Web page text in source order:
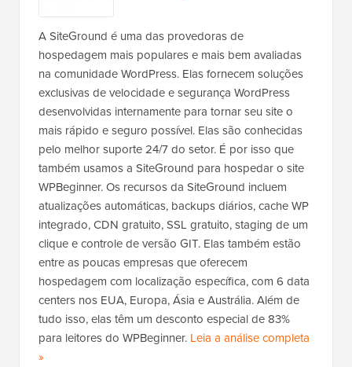
o
s
t
A SiteGround é uma das provedoras de
hospedagem mais populares e mais bem avaliadas
na comunidade WordPress. Elas fornecem soluções
exclusivas de velocidade e segurança WordPress
desenvolvidas internamente para tornar seu site o
mais rápido e seguro possível. Elas são conhecidas
pelo melhor suporte 24/7 do setor. É por isso que
também usamos a SiteGround para hospedar o site
WPBeginner. Os recursos da SiteGround incluem
atualizações automáticas, backups diários, cache WP
integrado, CDN gratuito, SSL gratuito, staging de um
clique e controle de versão GIT. Elas também estão
entre as poucas empresas que oferecem
hospedagem com localização específica, com 6 data
centers nos EUA, Europa, Ásia e Austrália. Além de
tudo isso, elas têm um desconto especial de 83%
para leitores do WPBeginner. Leia a análise completa
d
»